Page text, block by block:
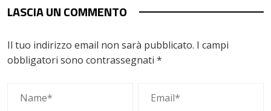
LASCIA UN COMMENTO
Il tuo indirizzo email non sarà pubblicato. I campi
obbligatori sono contrassegnati *